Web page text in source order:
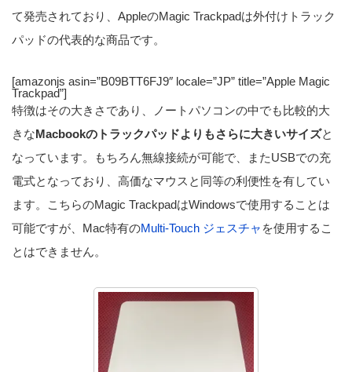
て発売されており、AppleのMagic Trackpadは外付けトラック
パッドの代表的な商品です。
[amazonjs asin=”B09BTT6FJ9″ locale=”JP” title=”Apple Magic
Trackpad”]
特徴はその大きさであり、ノートパソコンの中でも比較的大
きなMacbookのトラックパッドよりもさらに大きいサイズと
なっています。もちろん無線接続が可能で、またUSBでの充
電式となっており、高価なマウスと同等の利便性を有してい
ます。こちらのMagic TrackpadはWindowsで使用することは
可能ですが、Mac特有のMulti-Touch ジェスチャ を使用するこ
とはできません。